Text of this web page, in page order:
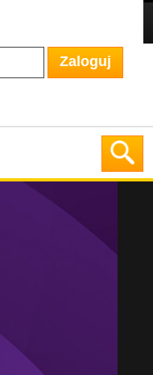
Zaloguj